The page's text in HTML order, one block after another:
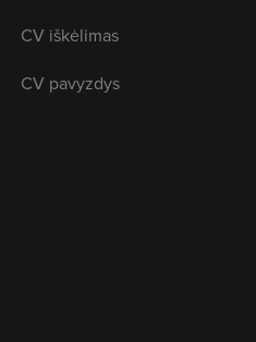
CV iškėlimas
CV pavyzdys